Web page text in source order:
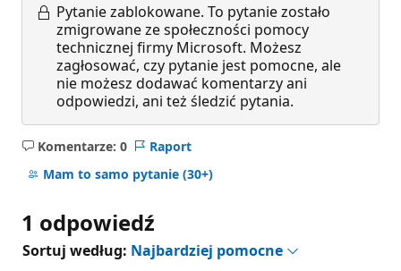
Pytanie zablokowane. To pytanie zostało
zmigrowane ze społeczności pomocy
technicznej firmy Microsoft. Możesz
zagłosować, czy pytanie jest pomocne, ale
nie możesz dodawać komentarzy ani
odpowiedzi, ani też śledzić pytania.
Komentarze: 0
Brak
komentarzy
Raport
Mam to samo pytanie (30+)
1 odpowiedź
Sortuj według: Najbardziej pomocne